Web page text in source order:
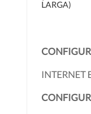
LARGA)
INTERNET